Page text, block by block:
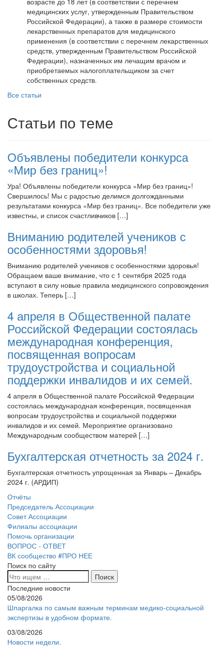
медицинских услуг, утвержденным Правительством
Российской Федерации), а также в размере стоимости
лекарственных препаратов для медицинского
применения (в соответствии с перечнем лекарственных
средств, утвержденным Правительством Российской
Федерации), назначенных им лечащим врачом и
приобретаемых налогоплательщиком за счет
собственных средств.
Все статьи
Статьи по теме
Объявлены победители конкурса
«Мир без границ»!
Ура! Объявлены победители конкурса «Мир без границ»!
Свершилось! Мы с радостью делимся долгожданными
результатами конкурса «Мир без границ». Все победители уже
известны, и список счастливчиков […]
Вниманию родителей учеников с
особенностями здоровья!
Вниманию родителей учеников с особенностями здоровья!
Обращаем ваше внимание, что с 1 сентября 2025 года
вступают в силу новые правила медицинского сопровождения
в школах. Теперь […]
4 апреля в Общественной палате
Российской Федерации состоялась
международная конференция,
посвященная вопросам
трудоустройства и социальной
поддержки инвалидов и их семей.
4 апреля в Общественной палате Российской Федерации
состоялась международная конференция, посвященная
вопросам трудоустройства и социальной поддержки
инвалидов и их семей. Мероприятие организовано
Международным сообществом матерей […]
Бухгалтерская отчетность за 2024 г.
Бухгалтерская отчетность упрощенная за Январь – Декабрь
2024 г. (АРДИП)
Отчёты
Председатель Ассоциации
Совет Ассоциации
Филиалы ассоциации
Помочь организации
ВОПРОС - ОТВЕТ
ВК сообщество #ПРО НЕЕ
Поиск по сайту
Последние новости
05/08/2026
Шпаргалка по самым важным терминам медико-социальной
экспертизы в удобном формате.
03/08/2026
Новости недели.